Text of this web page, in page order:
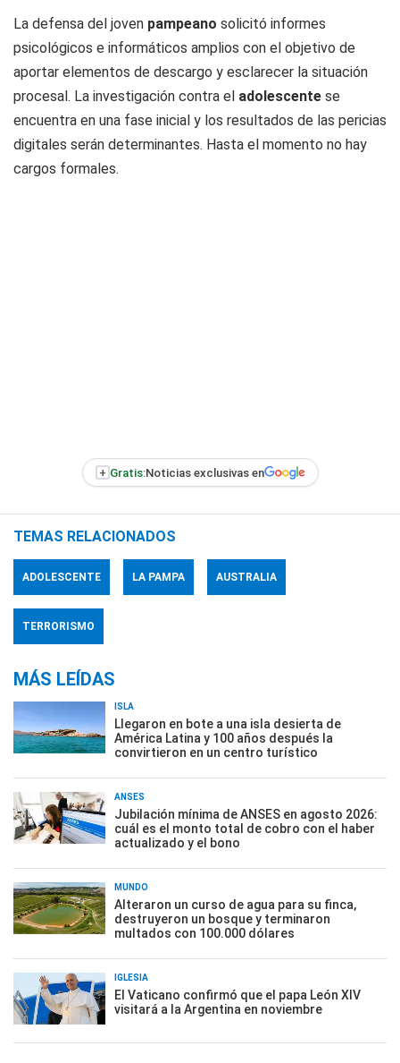
La defensa del joven pampeano solicitó informes
psicológicos e informáticos amplios con el objetivo de
aportar elementos de descargo y esclarecer la situación
procesal. La investigación contra el adolescente se
encuentra en una fase inicial y los resultados de las pericias
digitales serán determinantes. Hasta el momento no hay
cargos formales.
+ Gratis:Noticias exclusivas en
TEMAS RELACIONADOS
ADOLESCENTE LA PAMPA AUSTRALIA
TERRORISMO
MÁS LEÍDAS
ISLA
Llegaron en bote a una isla desierta de
América Latina y 100 años después la
convirtieron en un centro turístico
ANSES
Jubilación mínima de ANSES en agosto 2026:
cuál es el monto total de cobro con el haber
actualizado y el bono
MUNDO
Alteraron un curso de agua para su finca,
destruyeron un bosque y terminaron
multados con 100.000 dólares
IGLESIA
El Vaticano confirmó que el papa León XIV
visitará a la Argentina en noviembre